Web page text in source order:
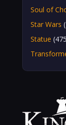
Soul of
Star Wars
Statue